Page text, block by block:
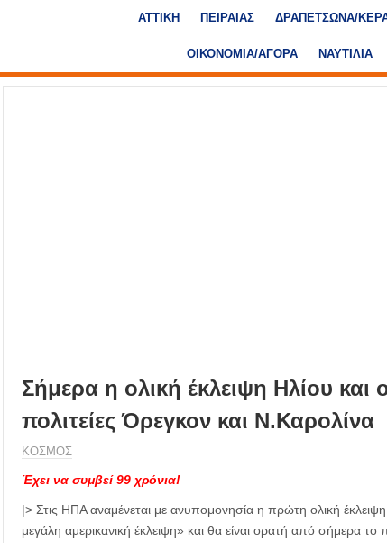
ΑΤΤΙΚΗ ΠΕΙΡΑΙΑΣ ΔΡΑΠΕΤΣΩΝΑ/
ΟΙΚΟΝΟΜΙΑ/ΑΓΟΡΑ ΝΑΥΤΙΛΙΑ
Σήμερα η ολική έκλειψη Ηλίου και
πολιτείες Όρεγκον και Ν.Καρολίνα
ΚΟΣΜΟΣ
Έχει να συμβεί 99 χρόνια!
|> Στις ΗΠΑ αναμένεται με ανυπομονησία η πρώτη ολική
μεγάλη αμερικανική έκλειψη» και θα είναι ορατή από σήμερα